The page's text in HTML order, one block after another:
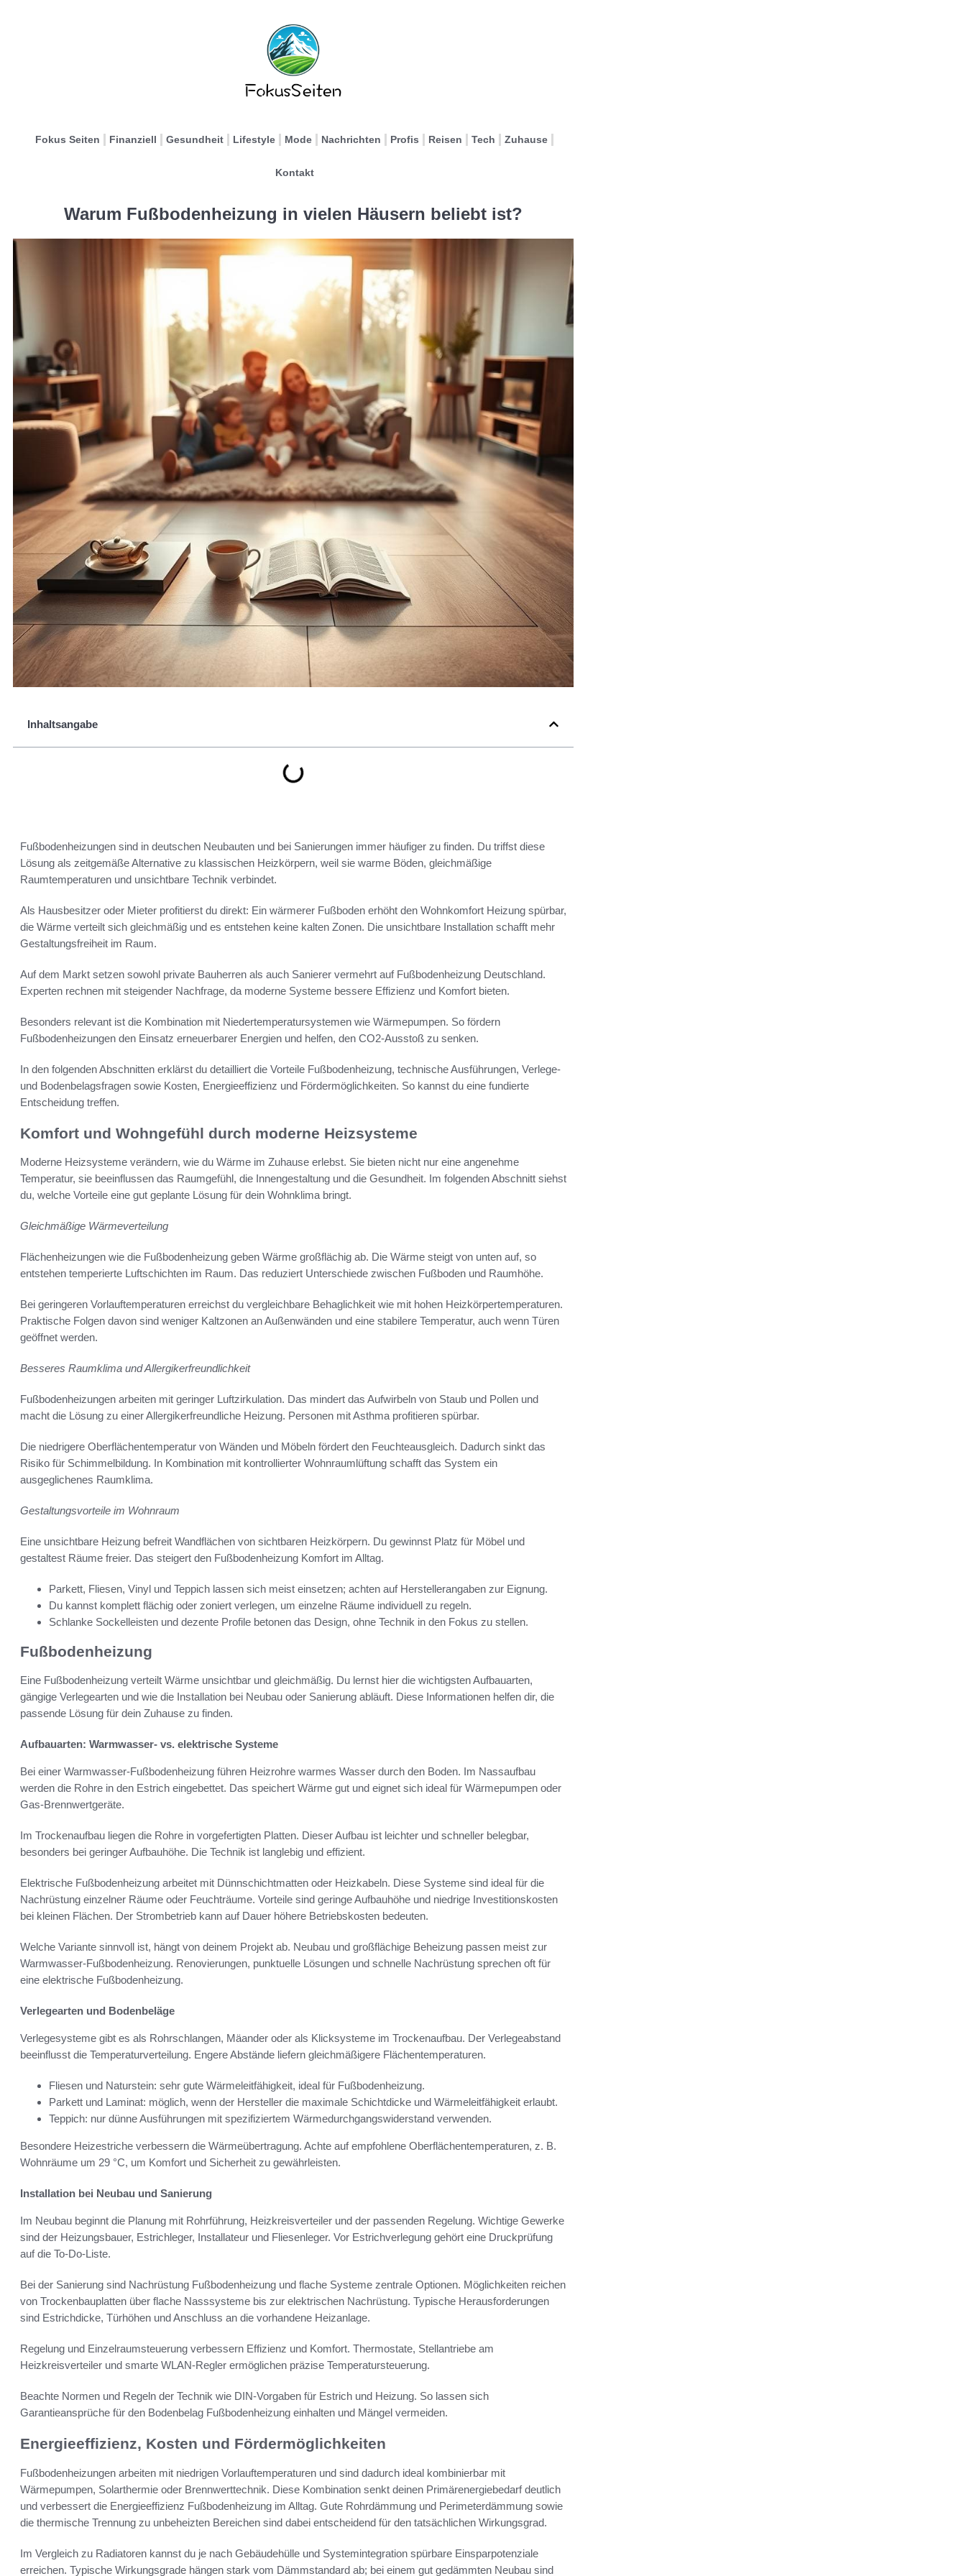
Fokus Seiten Finanziell Gesundheit Lifestyle Mode Nachrichten Profis Reisen Tech Zuhause
Kontakt
Warum Fußbodenheizung in vielen Häusern beliebt ist?
Inhaltsangabe
Fußbodenheizungen sind in deutschen Neubauten und bei Sanierungen immer häufiger zu finden. Du triffst diese
Lösung als zeitgemäße Alternative zu klassischen Heizkörpern, weil sie warme Böden, gleichmäßige
Raumtemperaturen und unsichtbare Technik verbindet.
Als Hausbesitzer oder Mieter profitierst du direkt: Ein wärmerer Fußboden erhöht den Wohnkomfort Heizung spürbar,
die Wärme verteilt sich gleichmäßig und es entstehen keine kalten Zonen. Die unsichtbare Installation schafft mehr
Gestaltungsfreiheit im Raum.
Auf dem Markt setzen sowohl private Bauherren als auch Sanierer vermehrt auf Fußbodenheizung Deutschland.
Experten rechnen mit steigender Nachfrage, da moderne Systeme bessere Effizienz und Komfort bieten.
Besonders relevant ist die Kombination mit Niedertemperatursystemen wie Wärmepumpen. So fördern
Fußbodenheizungen den Einsatz erneuerbarer Energien und helfen, den CO2-Ausstoß zu senken.
In den folgenden Abschnitten erklärst du detailliert die Vorteile Fußbodenheizung, technische Ausführungen, Verlege-
und Bodenbelagsfragen sowie Kosten, Energieeffizienz und Fördermöglichkeiten. So kannst du eine fundierte
Entscheidung treffen.
Komfort und Wohngefühl durch moderne Heizsysteme
Moderne Heizsysteme verändern, wie du Wärme im Zuhause erlebst. Sie bieten nicht nur eine angenehme
Temperatur, sie beeinflussen das Raumgefühl, die Innengestaltung und die Gesundheit. Im folgenden Abschnitt siehst
du, welche Vorteile eine gut geplante Lösung für dein Wohnklima bringt.
Gleichmäßige Wärmeverteilung
Flächenheizungen wie die Fußbodenheizung geben Wärme großflächig ab. Die Wärme steigt von unten auf, so
entstehen temperierte Luftschichten im Raum. Das reduziert Unterschiede zwischen Fußboden und Raumhöhe.
Bei geringeren Vorlauftemperaturen erreichst du vergleichbare Behaglichkeit wie mit hohen Heizkörpertemperaturen.
Praktische Folgen davon sind weniger Kaltzonen an Außenwänden und eine stabilere Temperatur, auch wenn Türen
geöffnet werden.
Besseres Raumklima und Allergikerfreundlichkeit
Fußbodenheizungen arbeiten mit geringer Luftzirkulation. Das mindert das Aufwirbeln von Staub und Pollen und
macht die Lösung zu einer Allergikerfreundliche Heizung. Personen mit Asthma profitieren spürbar.
Die niedrigere Oberflächentemperatur von Wänden und Möbeln fördert den Feuchteausgleich. Dadurch sinkt das
Risiko für Schimmelbildung. In Kombination mit kontrollierter Wohnraumlüftung schafft das System ein
ausgeglichenes Raumklima.
Gestaltungsvorteile im Wohnraum
Eine unsichtbare Heizung befreit Wandflächen von sichtbaren Heizkörpern. Du gewinnst Platz für Möbel und
gestaltest Räume freier. Das steigert den Fußbodenheizung Komfort im Alltag.
Parkett, Fliesen, Vinyl und Teppich lassen sich meist einsetzen; achten auf Herstellerangaben zur Eignung.
Du kannst komplett flächig oder zoniert verlegen, um einzelne Räume individuell zu regeln.
Schlanke Sockelleisten und dezente Profile betonen das Design, ohne Technik in den Fokus zu stellen.
Fußbodenheizung
Eine Fußbodenheizung verteilt Wärme unsichtbar und gleichmäßig. Du lernst hier die wichtigsten Aufbauarten,
gängige Verlegearten und wie die Installation bei Neubau oder Sanierung abläuft. Diese Informationen helfen dir, die
passende Lösung für dein Zuhause zu finden.
Aufbauarten: Warmwasser- vs. elektrische Systeme
Bei einer Warmwasser-Fußbodenheizung führen Heizrohre warmes Wasser durch den Boden. Im Nassaufbau
werden die Rohre in den Estrich eingebettet. Das speichert Wärme gut und eignet sich ideal für Wärmepumpen oder
Gas-Brennwertgeräte.
Im Trockenaufbau liegen die Rohre in vorgefertigten Platten. Dieser Aufbau ist leichter und schneller belegbar,
besonders bei geringer Aufbauhöhe. Die Technik ist langlebig und effizient.
Elektrische Fußbodenheizung arbeitet mit Dünnschichtmatten oder Heizkabeln. Diese Systeme sind ideal für die
Nachrüstung einzelner Räume oder Feuchträume. Vorteile sind geringe Aufbauhöhe und niedrige Investitionskosten
bei kleinen Flächen. Der Strombetrieb kann auf Dauer höhere Betriebskosten bedeuten.
Welche Variante sinnvoll ist, hängt von deinem Projekt ab. Neubau und großflächige Beheizung passen meist zur
Warmwasser-Fußbodenheizung. Renovierungen, punktuelle Lösungen und schnelle Nachrüstung sprechen oft für
eine elektrische Fußbodenheizung.
Verlegearten und Bodenbeläge
Verlegesysteme gibt es als Rohrschlangen, Mäander oder als Klicksysteme im Trockenaufbau. Der Verlegeabstand
beeinflusst die Temperaturverteilung. Engere Abstände liefern gleichmäßigere Flächentemperaturen.
Fliesen und Naturstein: sehr gute Wärmeleitfähigkeit, ideal für Fußbodenheizung.
Parkett und Laminat: möglich, wenn der Hersteller die maximale Schichtdicke und Wärmeleitfähigkeit erlaubt.
Teppich: nur dünne Ausführungen mit spezifiziertem Wärmedurchgangswiderstand verwenden.
Besondere Heizestriche verbessern die Wärmeübertragung. Achte auf empfohlene Oberflächentemperaturen, z. B.
Wohnräume um 29 °C, um Komfort und Sicherheit zu gewährleisten.
Installation bei Neubau und Sanierung
Im Neubau beginnt die Planung mit Rohrführung, Heizkreisverteiler und der passenden Regelung. Wichtige Gewerke
sind der Heizungsbauer, Estrichleger, Installateur und Fliesenleger. Vor Estrichverlegung gehört eine Druckprüfung
auf die To‑Do-Liste.
Bei der Sanierung sind Nachrüstung Fußbodenheizung und flache Systeme zentrale Optionen. Möglichkeiten reichen
von Trockenbauplatten über flache Nasssysteme bis zur elektrischen Nachrüstung. Typische Herausforderungen
sind Estrichdicke, Türhöhen und Anschluss an die vorhandene Heizanlage.
Regelung und Einzelraumsteuerung verbessern Effizienz und Komfort. Thermostate, Stellantriebe am
Heizkreisverteiler und smarte WLAN-Regler ermöglichen präzise Temperatursteuerung.
Beachte Normen und Regeln der Technik wie DIN-Vorgaben für Estrich und Heizung. So lassen sich
Garantieansprüche für den Bodenbelag Fußbodenheizung einhalten und Mängel vermeiden.
Energieeffizienz, Kosten und Fördermöglichkeiten
Fußbodenheizungen arbeiten mit niedrigen Vorlauftemperaturen und sind dadurch ideal kombinierbar mit
Wärmepumpen, Solarthermie oder Brennwerttechnik. Diese Kombination senkt deinen Primärenergiebedarf deutlich
und verbessert die Energieeffizienz Fußbodenheizung im Alltag. Gute Rohrdämmung und Perimeterdämmung sowie
die thermische Trennung zu unbeheizten Bereichen sind dabei entscheidend für den tatsächlichen Wirkungsgrad.
Im Vergleich zu Radiatoren kannst du je nach Gebäudehülle und Systemintegration spürbare Einsparpotenziale
erreichen. Typische Wirkungsgrade hängen stark vom Dämmstandard ab; bei einem gut gedämmten Neubau sind